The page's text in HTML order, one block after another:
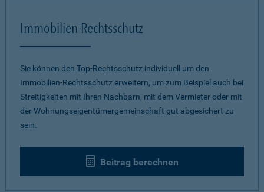
Immobilien-Rechtsschutz
Sie können den Top-Rechtsschutz individuell um den
Immobilien-Rechtsschutz erweitern, um zum Beispiel auch bei
Streitigkeiten mit Ihren Nachbarn, mit dem Vermieter oder mit
der Wohnungseigentümergemeinschaft gut abgesichert zu
sein.
Beitrag berechnen